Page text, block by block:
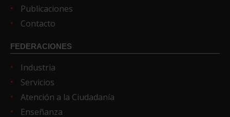
Publicaciones
Contacto
FEDERACIONES
Industria
Servicios
Atención a la Ciudadanía
Enseñanza